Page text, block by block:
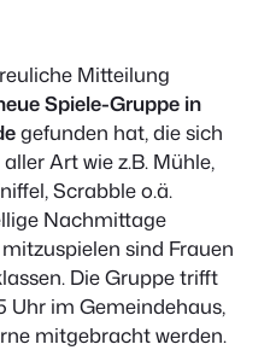
Mitteilung
Spiele-Gruppe in
gefunden hat, die sich
Art wie z.B. Mühle,
Scrabble o.ä.
Nachmittage
sind Frauen
Die Gruppe trifft
Uhr im Gemeindehaus,
mitgebracht werden.